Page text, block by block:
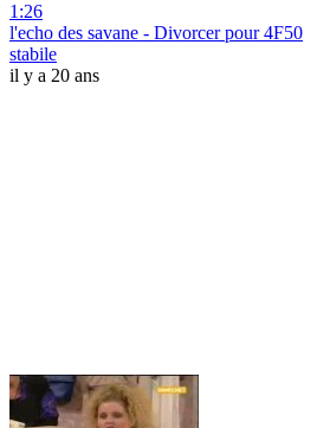
1:26
l'echo des savane - Divorcer pour 4F50
stabile
il y a 20 ans